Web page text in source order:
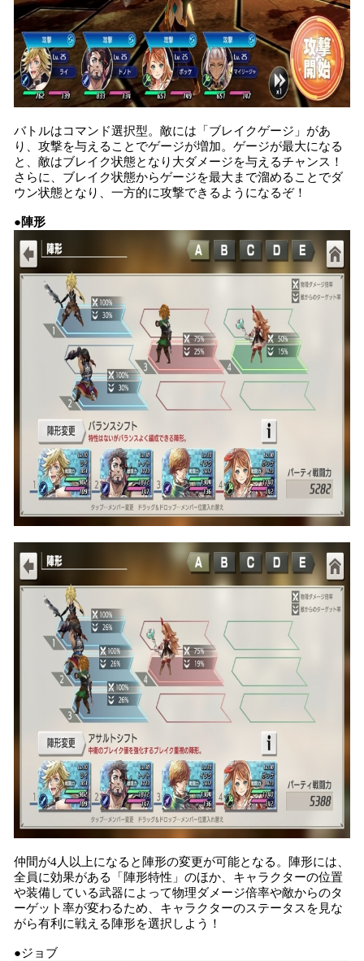
バトルはコマンド選択型。敵には「ブレイクゲージ」があ
り、攻撃を与えることでゲージが増加。ゲージが最大になる
と、敵はブレイク状態となり大ダメージを与えるチャンス！
さらに、ブレイク状態からゲージを最大まで溜めることでダ
ウン状態となり、一方的に攻撃できるようになるぞ！
●陣形
仲間が4人以上になると陣形の変更が可能となる。陣形には、
全員に効果がある「陣形特性」のほか、キャラクターの位置
や装備している武器によって物理ダメージ倍率や敵からのタ
ーゲット率が変わるため、キャラクターのステータスを見な
がら有利に戦える陣形を選択しよう！
●ジョブ